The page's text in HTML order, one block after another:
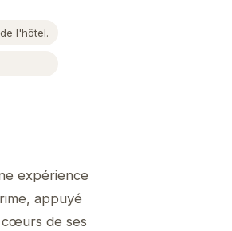
l'hôtel.
expérience
appuyé
cœurs de ses